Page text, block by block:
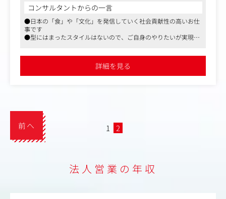
建築、美容、製薬など顧客の業界はさまざま。地元自治体
ロデュースにも携わっています。
※新規顧客の割合が2～3割ほど。問い合わせや紹介からの
ご提案内容に制限や型は一切ありません！ 単に会場の“手
・地酒が育むコミュニケーション
「さまざまなエリアから参加者が集まる」「参加者がお酒
好き」という情報から、各エリアの地酒を取り寄せたパー
＜具体的には＞
企業や団体に向け、MICE事業をはじめとする、ニーズに合
わせたイベントの提案やプロデュースを行っていただきま
す。
イベントプロデュースや、ケータリング事業などにも力を
入れていきたいと考えております。
・地方自治体など外部との連携、ディレクション
＜顧客について＞
建築、美容、製薬など顧客の業界はさまざま。地元自治体
※新規顧客の割合が2～3割ほど。問い合わせや紹介からの
反響、リピーターも増加しています。
コンサルタントからの一言
●日本の「食」や「文化」を発信していく社会貢献性の高いお仕
事です
●型にはまったスタイルはないので、ご自身のやりたいが実現し
企業「八芳園」のグループ会社です
詳細を見る
前へ 1 2
法人営業の年収